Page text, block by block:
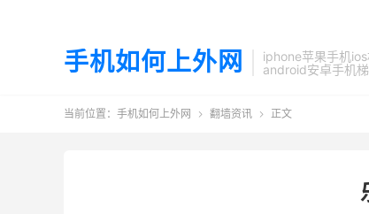
手机如何上外网
iphone苹果手机
android安卓手机
当前位置： 手机如何上外网  翻墙资讯  正文